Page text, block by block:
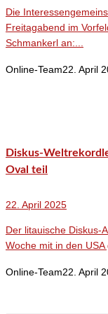
Die
Freitagabend im
Schmankerl an:...
Online-Team22. April
Diskus-
Oval teil
22. April 2025
Der litauische Diskus-
Woche mit in den USA
Online-Team22. April